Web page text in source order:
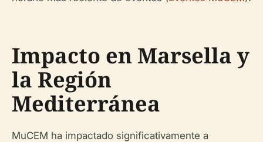
Impacto en Marsella y
la Región
Mediterránea
MuCEM ha impactado significativamente a